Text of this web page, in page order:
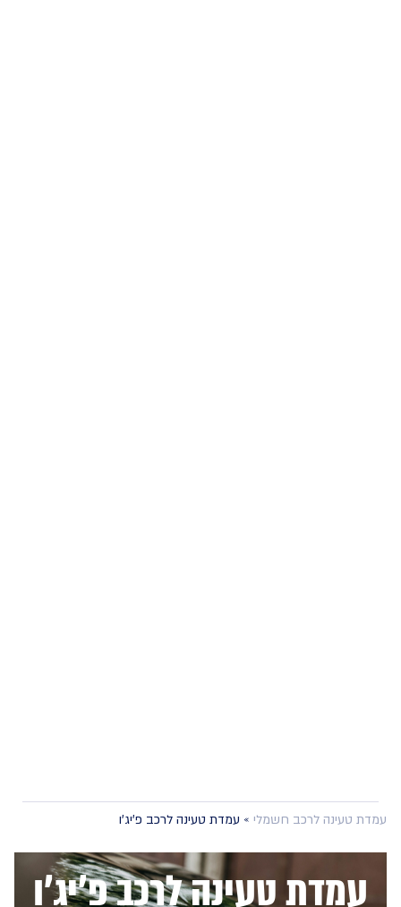
עמדת טעינה לרכב חשמלי » עמדת טעינה לרכב פ'יג'ו
עמדת טעינה לרכב פ'יג'ו